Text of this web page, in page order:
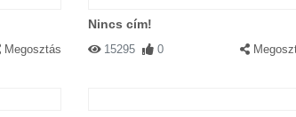
Megosztás
Nincs cím!
15295 0